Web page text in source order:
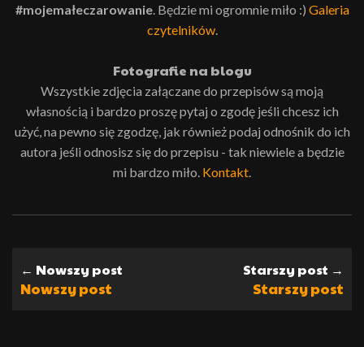
#mojemałeczarowanie. Będzie mi ogromnie miło :) Galeria
czytelników.
Fotografie na blogu
Wszystkie zdjęcia załączane do przepisów są moją
własnością i bardzo proszę pytaj o zgodę jeśli chcesz ich
użyć, na pewno się zgodzę, jak również podaj odnośnik do ich
autora jeśli odnosisz się do przepisu - tak niewiele a będzie
mi bardzo miło. Kontakt
← Nowszy post
Nowszy post
Starszy post →
Starszy post